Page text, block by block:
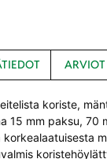
koriste,
15 mm paksu, 70